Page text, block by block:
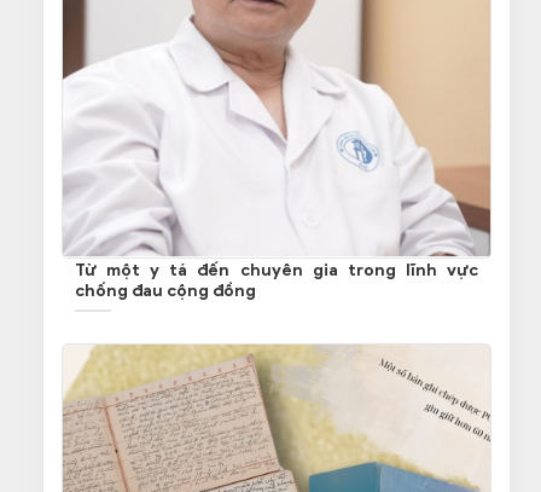
Từ một y tá đến chuyên gia trong lĩnh vực
chống đau cộng đồng